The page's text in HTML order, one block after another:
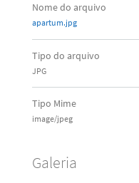
Nome do arquivo
apartum.jpg
Tipo do arquivo
JPG
Tipo Mime
image/jpeg
Galeria